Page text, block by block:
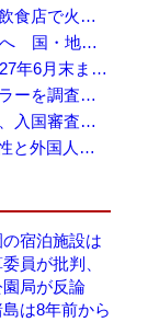
バンコク・ラプラオ通りの大型飲食店で火災、27人死亡・多数負傷
タイ、ノービザ60日滞在を終了へ 国・地域別に30日・15日へ再編
タイ人の日本ビザ免除措置、2027年6月末まで延長 不安広がる中でひとまず安堵
タイ料理ソムタムに使うプラーラーを調査へ、大学新入生4,233人が肝吸虫感染
バンコク・スワンナプーム空港、入国審査で2～3時間待ちの時間帯も 審査厳格化と人員不足が影響か
バンコクのBTS車内でタイ人女性と外国人学生グループが口論、騒音めぐる動画が拡散
の宿泊施設は
員が批判、
園局が反論
は8年前から